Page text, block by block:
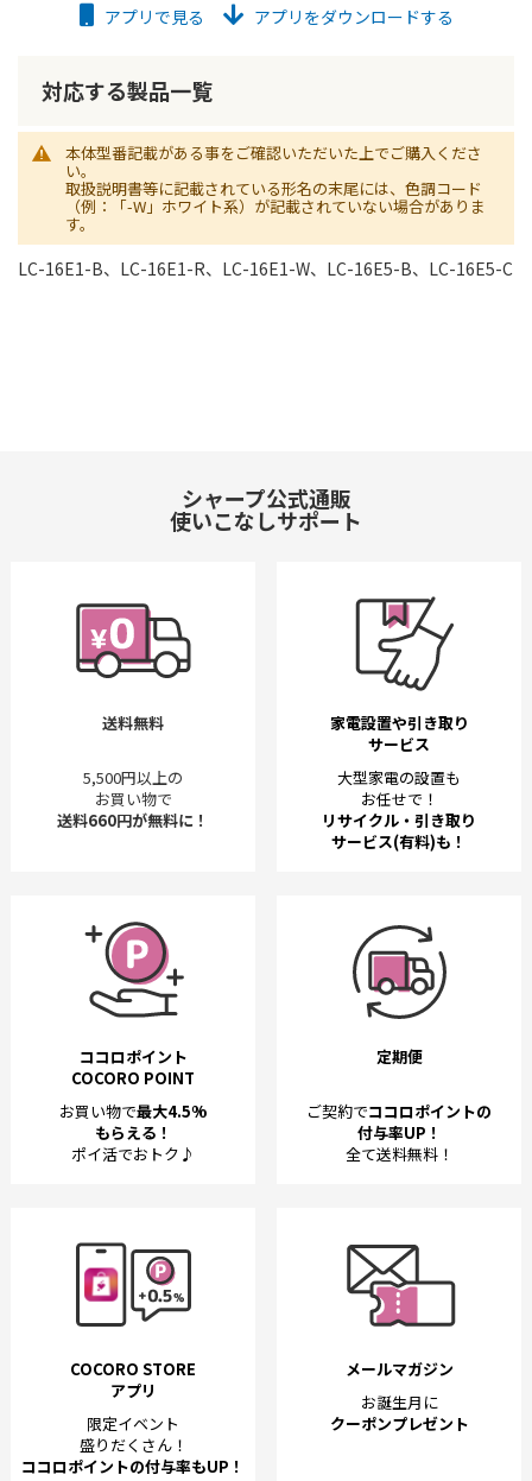
アプリで見る アプリをダウンロードする
対応する製品一覧
本体型番記載がある事をご確認いただいた上でご購入くださ
い。
取扱説明書等に記載されている形名の末尾には、色調コード
（例：「-W」ホワイト系）が記載されていない場合がありま
す。
LC-16E1-B、LC-16E1-R、LC-16E1-W、LC-16E5-B、LC-16E5-C
シャープ公式通販
使いこなしサポート
送料無料
5,500円以上の
お買い物で
送料660円が無料に！
家電設置や引き取り
サービス
大型家電の設置も
お任せで！
リサイクル・引き取り
サービス(有料)も！
ココロポイント
COCORO POINT
お買い物で最大4.5%
もらえる！
ポイ活でおトク♪
定期便
ご契約でココロポイントの
付与率UP！
全て送料無料！
COCORO STORE
アプリ
限定イベント
盛りだくさん！
ココロポイントの付与率もUP！
メールマガジン
お誕生月に
クーポンプレゼント